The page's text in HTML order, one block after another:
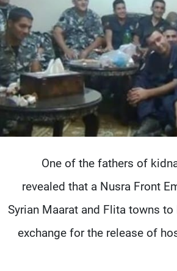
One of the fathers of
revealed that a Nusra Front
Syrian Maarat and Flita towns to
exchange for the release of
تواصل معنا
شروط الإسـتخدام
سياسة الخصوصية